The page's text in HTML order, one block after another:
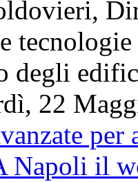
degli
22
per
Napoli il